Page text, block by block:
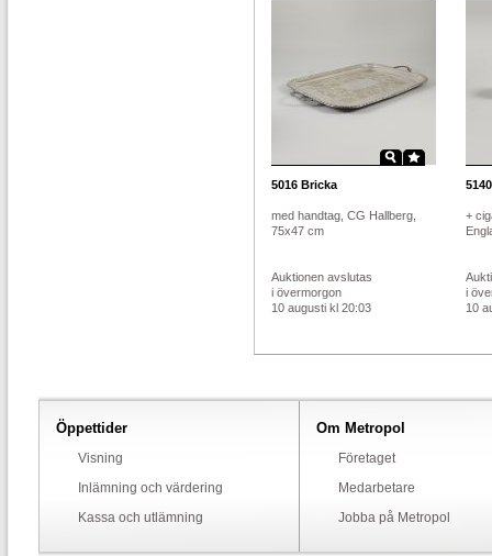
5016 Bricka
med handtag, CG Hallberg,
75x47 cm
Auktionen avslutas
i övermorgon
10 augusti kl 20:03
5140
+
i
10
Öppettider
Visning
Inlämning och värdering
Kassa och utlämning
Om Metropol
Företaget
Medarbetare
Jobba på Metropol